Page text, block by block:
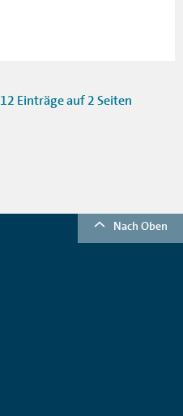
12 Einträge auf 2 Seiten
Nach Oben